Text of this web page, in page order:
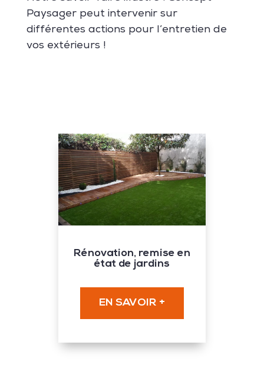
Paysager peut intervenir sur
différentes actions pour l’entretien de
vos extérieurs !
Rénovation, remise en
état de jardins
EN SAVOIR +